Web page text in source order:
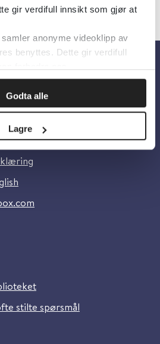
gir verdifull innsikt som gjør at
anonyme videoklipp av
benyttes. Dette gir verdifull
Godta alle
Lagre
stilte spørsmål